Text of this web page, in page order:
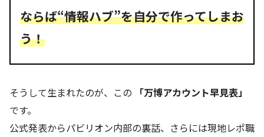
ならば“情報ハブ”を自分で作ってしまお
う！
そうして生まれたのが、この
「万博アカウント早見表」
です。
公式発表からパビリオン内部の裏話、さらには現地レポ職